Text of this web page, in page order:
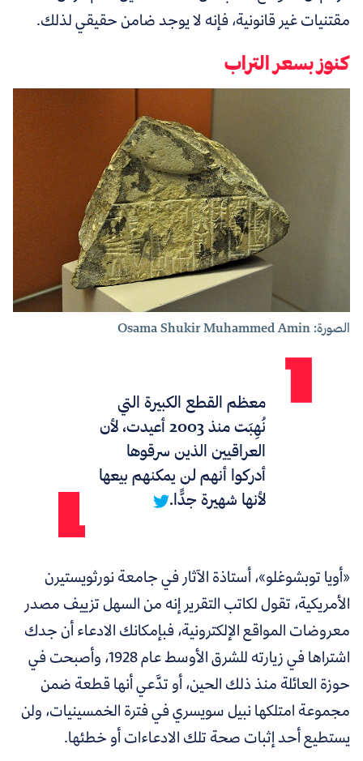
مقتنيات غير قانونية، فإنه لا يوجد ضامن حقيقي لذلك.
كنوز بسعر التراب
الصورة: Osama Shukir Muhammed Amin
معظم القطع الكبيرة التي
نُهِبَت منذ 2003 أعيدت، لأن
العراقيين الذين سرقوها
أدركوا أنهم لن يمكنهم بيعها
لأنها شهيرة جدًّا.
«أويا توبشوغلو»، أستاذة الآثار في جامعة نورثويستيرن
الأمريكية، تقول لكاتب التقرير إنه من السهل تزييف مصدر
معروضات المواقع الإلكترونية، فبإمكانك الادعاء أن جدك
اشتراها في زيارته للشرق الأوسط عام 1928، وأصبحت في
حوزة العائلة منذ ذلك الحين، أو تدَّعي أنها قطعة ضمن
مجموعة امتلكها نبيل سويسري في فترة الخمسينيات، ولن
يستطيع أحد إثبات صحة تلك الادعاءات أو خطئها.